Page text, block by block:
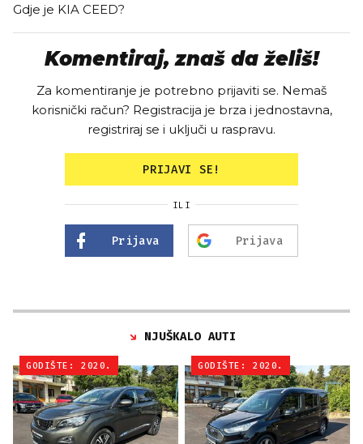
Gdje je KIA CEED?
Komentiraj, znaš da želiš!
Za komentiranje je potrebno prijaviti se. Nemaš
korisnički račun? Registracija je brza i jednostavna,
registriraj se i uključi u raspravu.
PRIJAVI SE!
ILI
Prijava Prijava
NJUŠKALO AUTI
GODIŠTE: 2020. GODIŠTE: 2020.